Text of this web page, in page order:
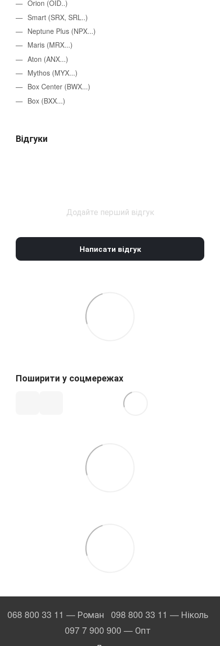
Orion (OID..)
Smart (SRX, SRL..)
Neptune Plus (NPX...)
Maris (MRX...)
Aton (ANX...)
Mythos (MYX...)
Box Center (BWX...)
Box (BXX...)
Відгуки
Додайте перший відгук
Написати відгук
Поширити у соцмережах
068 800 33 11 — Роман 098 800 33 11 — Ніколь
097 7 900 900 — Опт